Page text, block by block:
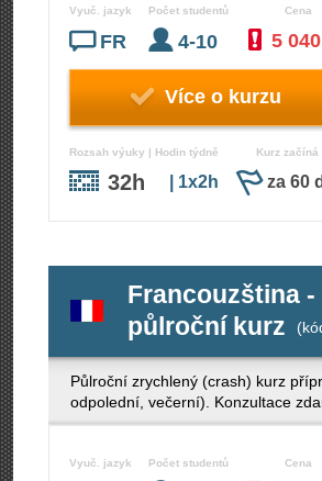
Vyuč. jazyk
FR
Počet studentů
4-10
Cena
5
Více o kurzu
Rozsah výuky | Hodin týdně
32h | 1x2h
Kurz začíná
za 60
Francouzština
půlroční kurz
Půlroční zrychlený (crash) kurz
odpolední, večerní). Konzultace
Vyuč. jazyk Počet studentů Cena